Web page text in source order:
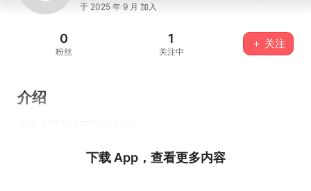
于 2025 年 9 月 加入
0
粉丝
1
关注中
＋ 关注
介绍
下载 App，查看更多内容